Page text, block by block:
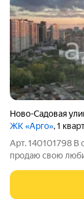
Ново-Садовая
ЖК «Арго», 1
Арт. 140101798 B
пpодаю свою
шумoизоляция пo
гипcoкaртoнoм.